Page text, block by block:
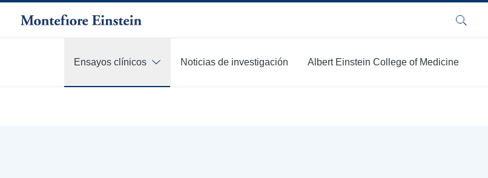
Buscar
Ensayos clínicos Noticias de investigación Albert Einstein College of Medicine